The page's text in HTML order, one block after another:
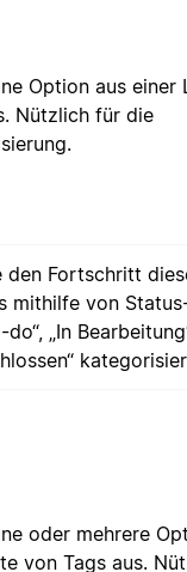
Option aus einer
Nützlich für die
den Fortschritt
mithilfe von
do“, „In
oder mehrere
von Tags aus.